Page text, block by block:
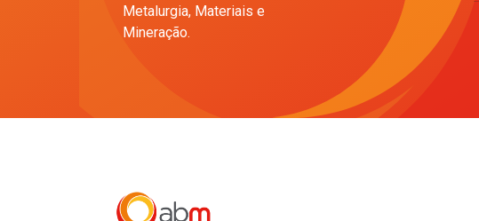
Metalurgia, Materiais e
Mineração.